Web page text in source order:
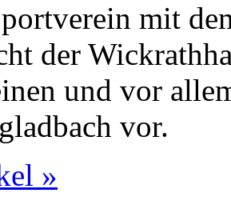
mit
der
und vor
vor.
»